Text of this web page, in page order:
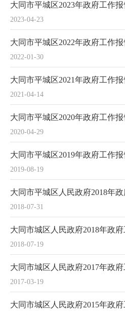
2023-04-23
大同市平城区2023年政府工作
2022-01-30
大同市平城区2022年政府工作
2021-04-14
大同市平城区2021年政府工作
2020-04-29
大同市平城区2020年政府工作
2019-08-19
大同市平城区2019年政府工作
2018-07-31
大同市平城区人民政府2018年政
2018-07-19
大同市城区人民政府2018年政
2017-03-19
大同市城区人民政府2017年政
大同市城区人民政府2015年政